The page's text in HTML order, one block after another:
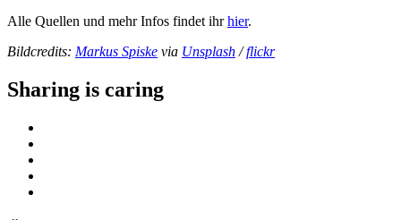
Alle Quellen und mehr Infos findet ihrhier.
Bildcredits: Markus Spiske via Unsplash /flickr
Sharing is caring